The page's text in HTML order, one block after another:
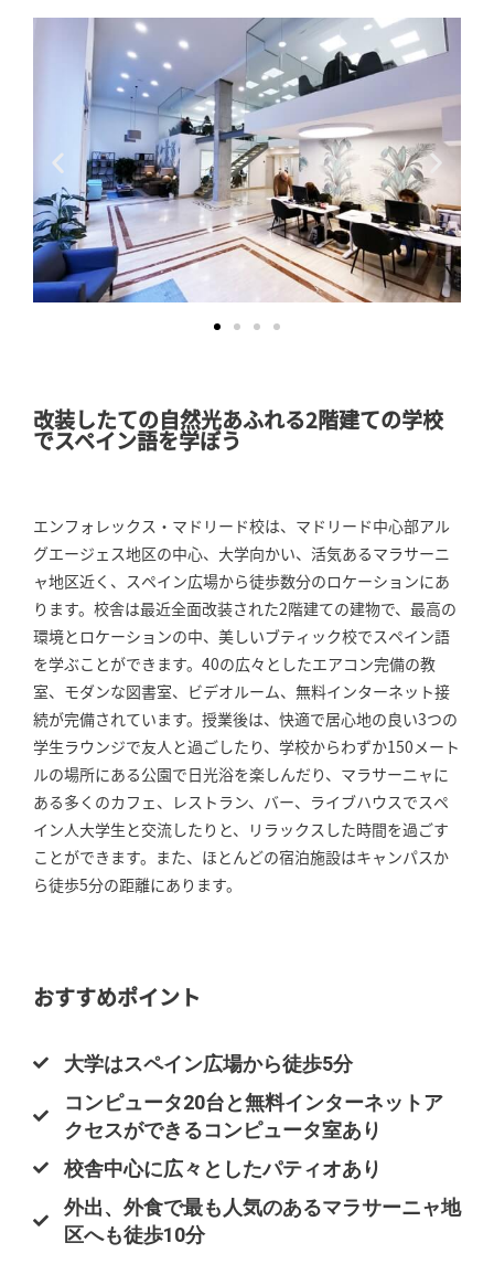
改装したての自然光あふれる2階建ての学校
でスペイン語を学ぼう
エンフォレックス・マドリード校は、マドリード中心部アル
グエージェス地区の中心、大学向かい、活気あるマラサーニ
ャ地区近く、スペイン広場から徒歩数分のロケーションにあ
ります。校舎は最近全面改装された2階建ての建物で、最高の
環境とロケーションの中、美しいブティック校でスペイン語
を学ぶことができます。40の広々としたエアコン完備の教
室、モダンな図書室、ビデオルーム、無料インターネット接
続が完備されています。授業後は、快適で居心地の良い3つの
学生ラウンジで友人と過ごしたり、学校からわずか150メート
ルの場所にある公園で日光浴を楽しんだり、マラサーニャに
ある多くのカフェ、レストラン、バー、ライブハウスでスペ
イン人大学生と交流したりと、リラックスした時間を過ごす
ことができます。また、ほとんどの宿泊施設はキャンパスか
ら徒歩5分の距離にあります。
おすすめポイント
大学はスペイン広場から徒歩5分
コンピュータ20台と無料インターネットア
クセスができるコンピュータ室あり
校舎中心に広々としたパティオあり
外出、外食で最も人気のあるマラサーニャ地
区へも徒歩10分